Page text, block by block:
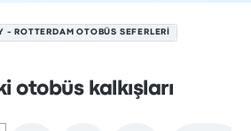
- ROTTERDAM OTOBÜS SEFERLERI
otobüs kalkışları